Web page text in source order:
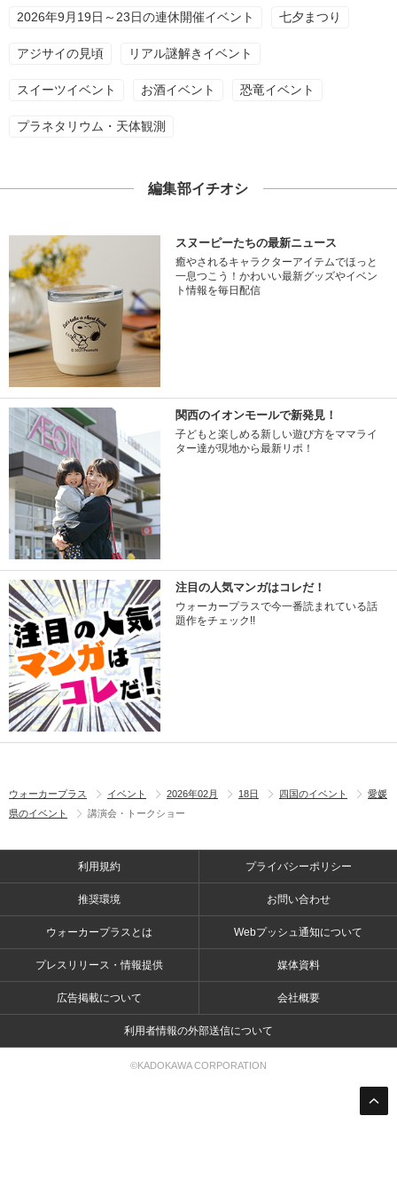
2026年9月19日～23日の連休開催イベント 七夕まつり
アジサイの見頃 リアル謎解きイベント
スイーツイベント お酒イベント 恐竜イベント
プラネタリウム・天体観測
編集部イチオシ
スヌーピーたちの最新ニュース
癒やされるキャラクターアイテムでほっと
一息つこう！かわいい最新グッズやイベン
ト情報を毎日配信
関西のイオンモールで新発見！
子どもと楽しめる新しい遊び方をママライ
ター達が現地から最新リポ！
注目の人気マンガはコレだ！
ウォーカープラスで今一番読まれている話
題作をチェック!!
ウォーカープラス イベント 2026年02月 18日 四国のイベント
愛媛
県のイベント
講演会・トークショー
利用規約 プライバシーポリシー
推奨環境 お問い合わせ
ウォーカープラスとは Webプッシュ通知について
プレスリリース・情報提供 媒体資料
広告掲載について 会社概要
利用者情報の外部送信について
©KADOKAWA CORPORATION